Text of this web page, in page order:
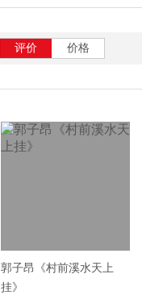
评价 价格
郭子昂《村前溪水天上
挂》